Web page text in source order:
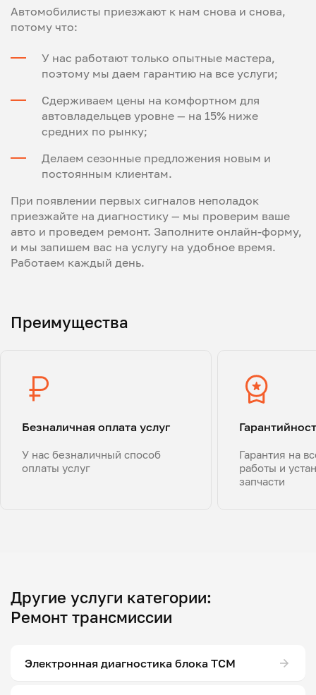
Автомобилисты приезжают к нам снова и снова,
потому что:
У нас работают только опытные мастера,
поэтому мы даем гарантию на все услуги;
Сдерживаем цены на комфортном для
автовладельцев уровне — на 15% ниже
средних по рынку;
Делаем сезонные предложения новым и
постоянным клиентам.
При появлении первых сигналов неполадок
приезжайте на диагностику — мы проверим ваше
авто и проведем ремонт. Заполните онлайн-форму,
и мы запишем вас на услугу на удобное время.
Работаем каждый день.
Преимущества
Безналичная оплата услуг
У нас безналичный способ
оплаты услуг
Гарантия на
работы и
запчасти
Другие услуги категории:
Ремонт трансмиссии
Электронная диагностика блока ТСМ